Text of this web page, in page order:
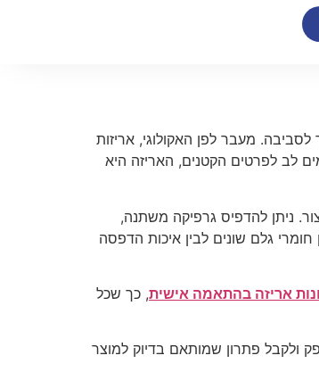
מעבר לפן האקולוגי, אריזות
לב לפרטים הקטנים, האריזה היא
ניתן להדפיס גרפיקה משתנה,
גלם שונים לבין איכות הדפסה
אריזה בהתאמה אישית, כך שכל
ולקבל פתרון שמותאם בדיוק למוצר